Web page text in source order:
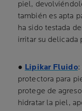
piel,
también es apta
ha sido testada
irritar su delicada
● Lipikar Fluido:
protectora para
protege de
hidratar la piel,